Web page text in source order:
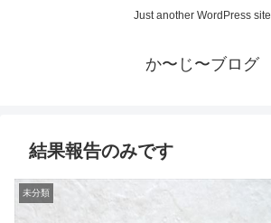
Just another WordPress site
か〜じ〜ブログ
結果報告のみです
未分類